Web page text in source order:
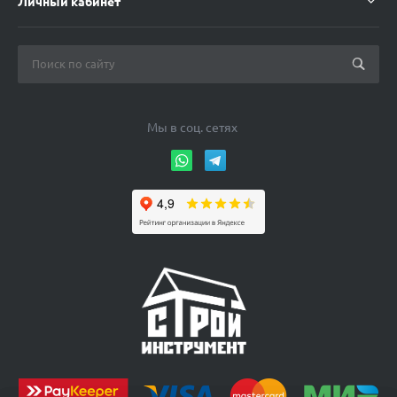
производственные затраты. Покупка компрессоров
Сколько стоит
подержанный компрессор?
Стоимость оборудования напрямую зависит от
технических характеристик, степени износа. Мы
гарантируем, что все модели, реализуемые через
сайт, находятся в рабочем состоянии и способны
выполнять свои функции. Только здесь вы сможете
компрессор б/у 220 В по низкой цене.
Мы в соц. сетях